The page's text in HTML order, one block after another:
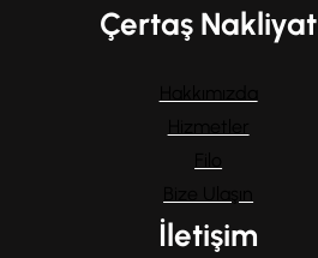
Çertaş Nakliyat
İletişim